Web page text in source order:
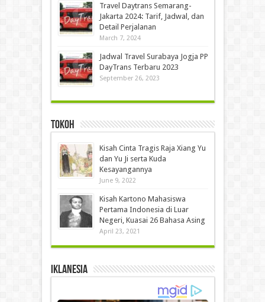
Travel Daytrans Semarang-
Jakarta 2024: Tarif, Jadwal, dan
Detail Perjalanan
March 7, 2024
Jadwal Travel Surabaya Jogja PP
DayTrans Terbaru 2023
September 26, 2023
Tokoh
Kisah Cinta Tragis Raja Xiang Yu
dan Yu Ji serta Kuda
Kesayangannya
June 9, 2022
Kisah Kartono Mahasiswa
Pertama Indonesia di Luar
Negeri, Kuasai 26 Bahasa Asing
April 23, 2021
IKLANESIA